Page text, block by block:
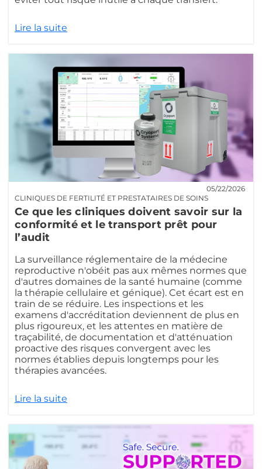
Lire la suite
CLINIQUES DE FERTILITÉ ET PRESTATAIRES DE SOINS
05/22/2026
Ce que les cliniques doivent savoir sur la
conformité et le transport prêt pour
l’audit
La surveillance réglementaire de la médecine
reproductive n'obéit pas aux mêmes normes que
d'autres domaines de la santé humaine (comme
la thérapie cellulaire et génique). Cet écart est en
train de se réduire. Les inspections et les
examens d'accréditation deviennent de plus en
plus rigoureux, et les attentes en matière de
traçabilité, de documentation et d'atténuation
proactive des risques convergent avec les
normes établies depuis longtemps pour les
thérapies avancées.
Lire la suite